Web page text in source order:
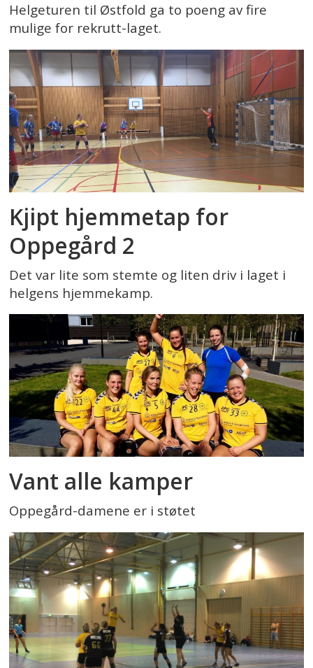
Helgeturen til Østfold ga to poeng av fire
mulige for rekrutt-laget.
Kjipt hjemmetap for
Oppegård 2
Det var lite som stemte og liten driv i laget i
helgens hjemmekamp.
Vant alle kamper
Oppegård-damene er i støtet